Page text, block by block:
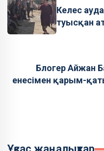
Келес
туысқан
Блогер Айжан
енесімен қарым-